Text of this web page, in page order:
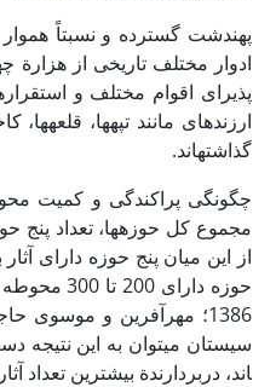
پهن­دشت گسترده و نسبتاً
ادوار مختلف تاریخی از
پذیرای اقوام مختلف و
ارزنده­ای مانند تپه­ها،
گذاشته­اند.
مجموع کل حوزه­ها، تعداد پنج
اند، دربردارندة بیشترین تعداد